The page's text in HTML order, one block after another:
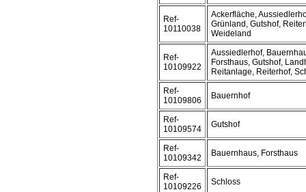
Ref-
10110038
Ackerfläche,
Grünland, Gutshof,
Weideland
Ref-
10109922
Aussiedlerhof,
Forsthaus, Gutshof,
Reitanlage, Reiterhof,
Ref-
10109806
Bauernhof
Ref-
10109574
Gutshof
Ref-
10109342
Bauernhaus, Forsthaus
Ref-
10109226
Schloss